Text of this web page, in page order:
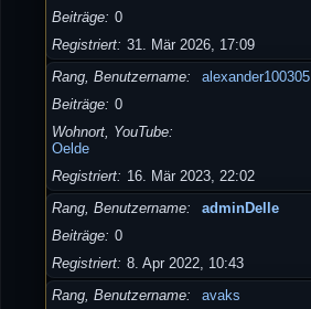
Beiträge 0
Registriert 31. Mär 2026, 17:09
Rang, Benutzername
alexander100305
Beiträge 0
Wohnort, YouTube
Oelde
Registriert
16. Mär 2023, 22:02
Rang, Benutzername
adminDelle
Beiträge 0
Registriert 8. Apr 2022, 10:43
Rang, Benutzername
avaks